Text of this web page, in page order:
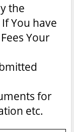
the
You have
Your
for
etc.